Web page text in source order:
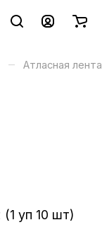
– Атласная лента